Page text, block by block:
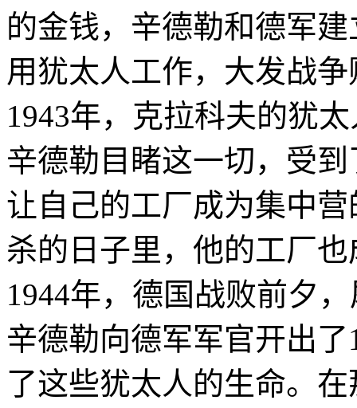
的金钱，辛德勒和德军
用犹太人工作，大发战争
1943年，克拉科夫的犹
辛德勒目睹这一切，受
让自己的工厂成为集中
杀的日子里，他的工厂
1944年，德国战败前夕
辛德勒向德军军官开出
了这些犹太人的生命。